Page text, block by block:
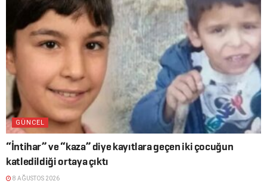
GÜNCEL
“İntihar” ve “kaza” diye kayıtlara geçen iki çocuğun
katledildiği ortaya çıktı
8 AĞUSTOS 2026